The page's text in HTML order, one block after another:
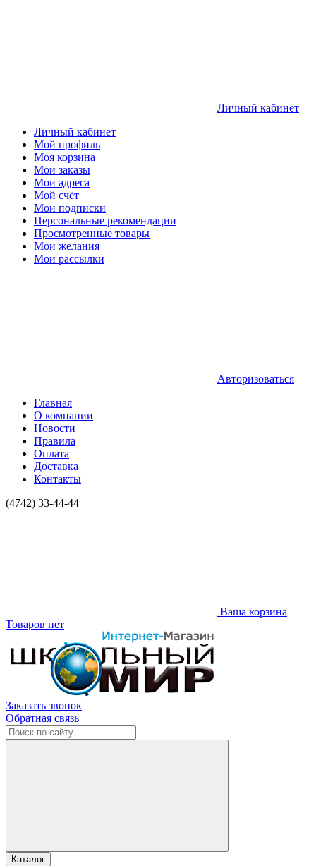
Личный кабинет
Личный кабинет
Мой профиль
Моя корзина
Мои заказы
Мои адреса
Мой счёт
Мои подписки
Персональные рекомендации
Просмотренные товары
Мои желания
Мои рассылки
Авторизоваться
Главная
О компании
Новости
Правила
Оплата
Доставка
Контакты
(4742) 33-44-44
Ваша корзина
Товаров нет
Заказать звонок
Обратная связь
Каталог